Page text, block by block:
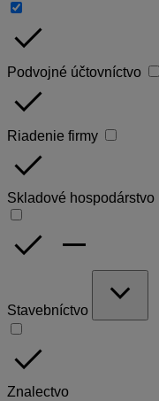
done
Podvojné účtovníctvo
done
Riadenie firmy
done
Skladové hospodárstvo
done remove
Stavebníctvo
expand_more
done
Znalectvo